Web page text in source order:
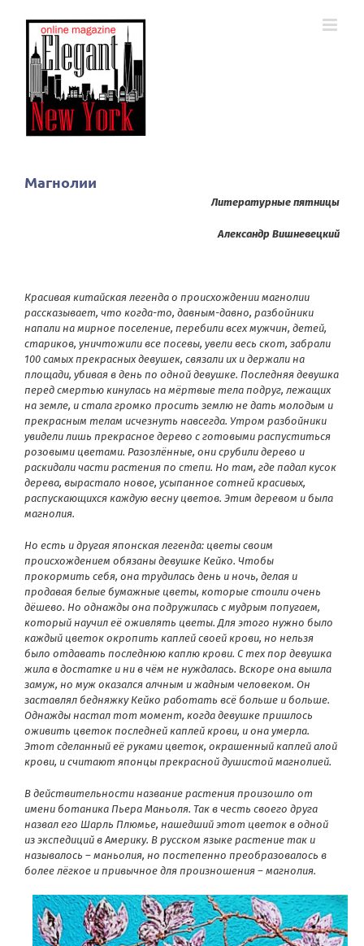
Магнолии
Литературные пятницы
Александр Вишневецкий
Красивая китайская легенда о происхождении магнолии
рассказывает, что когда-то, давным-давно, разбойники
напали на мирное поселение, перебили всех мужчин, детей,
стариков, уничтожили все посевы, увели весь скот, забрали
100 самых прекрасных девушек, связали их и держали на
площади, убивая в день по одной девушке. Последняя девушка
перед смертью кинулась на мёртвые тела подруг, лежащих
на земле, и стала громко просить землю не дать молодым и
прекрасным телам исчезнуть навсегда. Утром разбойники
увидели лишь прекрасное дерево с готовыми распуститься
розовыми цветами. Разозлённые, они срубили дерево и
раскидали части растения по степи. Но там, где падал кусок
дерева, вырастало новое, усыпанное сотней красивых,
распускающихся каждую весну цветов. Этим деревом и была
магнолия.
Но есть и другая японская легенда: цветы своим
происхождением обязаны девушке Кейко. Чтобы
прокормить себя, она трудилась день и ночь, делая и
продавая белые бумажные цветы, которые стоили очень
дёшево. Но однажды она подружилась с мудрым попугаем,
который научил её оживлять цветы. Для этого нужно было
каждый цветок окропить каплей своей крови, но нельзя
было отдавать последнюю каплю крови. С тех пор девушка
жила в достатке и ни в чём не нуждалась. Вскоре она вышла
замуж, но муж оказался алчным и жадным человеком. Он
заставлял бедняжку Кейко работать всё больше и больше.
Однажды настал тот момент, когда девушке пришлось
оживить цветок последней каплей крови, и она умерла.
Этот сделанный её руками цветок, окрашенный каплей алой
крови, и считают японцы прекрасной душистой магнолией.
В действительности название растения произошло от
имени ботаника Пьера Маньоля. Так в честь своего друга
назвал его Шарль Плюмье, нашедший этот цветок в одной
из экспедиций в Америку. В русском языке растение так и
называлось – маньолия, но постепенно преобразовалось в
более лёгкое и привычное для произношения – магнолия.